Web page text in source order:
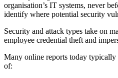
organisation’s IT systems, never
identify where potential security
Security and attack types take on
employee credential theft and
Many online reports today
of: